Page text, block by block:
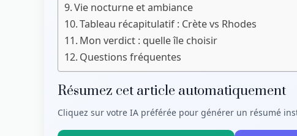
Vie nocturne et ambiance
Tableau récapitulatif : Crète vs Rhodes
Mon verdict : quelle île choisir
Questions fréquentes
Résumez cet article automatiquement
Cliquez sur votre IA préférée pour générer un résumé